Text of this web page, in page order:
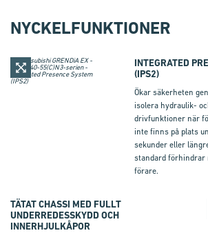
NYCKELFUNKTIONER
INTEGRATED
(IPS2)
Ökar säkerheten
isolera hydraulik-
drivfunktioner när
inte finns på plats
sekunder eller
standard förhindrar
förare.
TÄTAT CHASSI MED FULLT
UNDERREDESSKYDD OCH
INNERHJULKÅPOR